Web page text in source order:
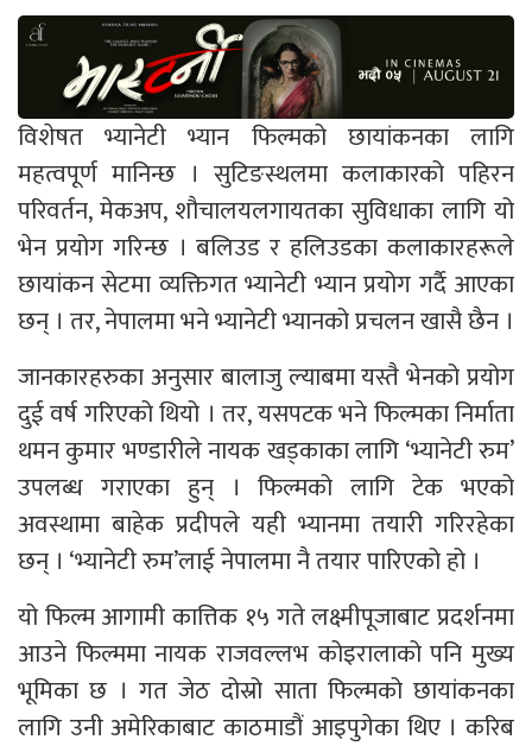
विशेषत भ्यानेटी भ्यान फिल्मको छायांकनका लागि
महत्वपूर्ण मानिन्छ । सुटिङस्थलमा कलाकारको पहिरन
परिवर्तन, मेकअप, शौचालयलगायतका सुविधाका लागि यो
भेन प्रयोग गरिन्छ । बलिउड र हलिउडका कलाकारहरूले
छायांकन सेटमा व्यक्तिगत भ्यानेटी भ्यान प्रयोग गर्दै आएका
छन् । तर, नेपालमा भने भ्यानेटी भ्यानको प्रचलन खासै छैन ।
जानकारहरुका अनुसार बालाजु ल्याबमा यस्तै भेनको प्रयोग
दुई वर्ष गरिएको थियो । तर, यसपटक भने फिल्मका निर्माता
थमन कुमार भण्डारीले नायक खड्काका लागि ‘भ्यानेटी रुम’
उपलब्ध गराएका हुन् । फिल्मको लागि टेक भएको
अवस्थामा बाहेक प्रदीपले यही भ्यानमा तयारी गरिरहेका
छन् । ‘भ्यानेटी रुम’लाई नेपालमा नै तयार पारिएको हो ।
यो फिल्म आगामी कात्तिक १५ गते लक्ष्मीपूजाबाट प्रदर्शनमा
आउने फिल्ममा नायक राजवल्लभ कोइरालाको पनि मुख्य
भूमिका छ । गत जेठ दोस्रो साता फिल्मको छायांकनका
लागि उनी अमेरिकाबाट काठमाडौं आइपुगेका थिए । करिब